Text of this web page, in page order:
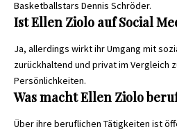
Basketballstars Dennis Schröder.
Ist Ellen Ziolo auf Social
Ja, allerdings wirkt ihr Umgang mit
zurückhaltend und privat im Vergleich
Persönlichkeiten.
Was macht Ellen Ziolo
Über ihre beruflichen Tätigkeiten ist